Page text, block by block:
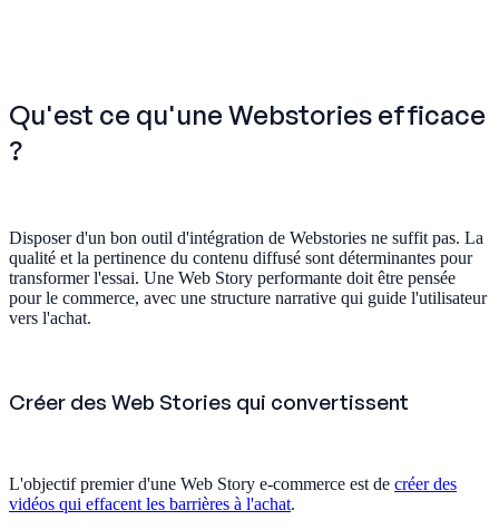
Qu'est ce qu'une Webstories efficace
?
Disposer d'un bon outil d'intégration de Webstories ne suffit pas. La
qualité et la pertinence du contenu diffusé sont déterminantes pour
transformer l'essai. Une Web Story performante doit être pensée
pour le commerce, avec une structure narrative qui guide l'utilisateur
vers l'achat.
Créer des Web Stories qui convertissent
L'objectif premier d'une Web Story e-commerce est de créer des
vidéos qui effacent les barrières à l'achat.